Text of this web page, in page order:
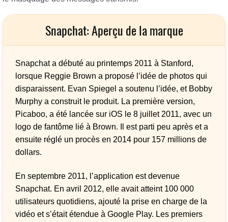
Snapchat: Aperçu de la marque
Snapchat a débuté au printemps 2011 à Stanford,
lorsque Reggie Brown a proposé l’idée de photos qui
disparaissent. Evan Spiegel a soutenu l’idée, et Bobby
Murphy a construit le produit. La première version,
Picaboo, a été lancée sur iOS le 8 juillet 2011, avec un
logo de fantôme lié à Brown. Il est parti peu après et a
ensuite réglé un procès en 2014 pour 157 millions de
dollars.
En septembre 2011, l’application est devenue
Snapchat. En avril 2012, elle avait atteint 100 000
utilisateurs quotidiens, ajouté la prise en charge de la
vidéo et s’était étendue à Google Play. Les premiers